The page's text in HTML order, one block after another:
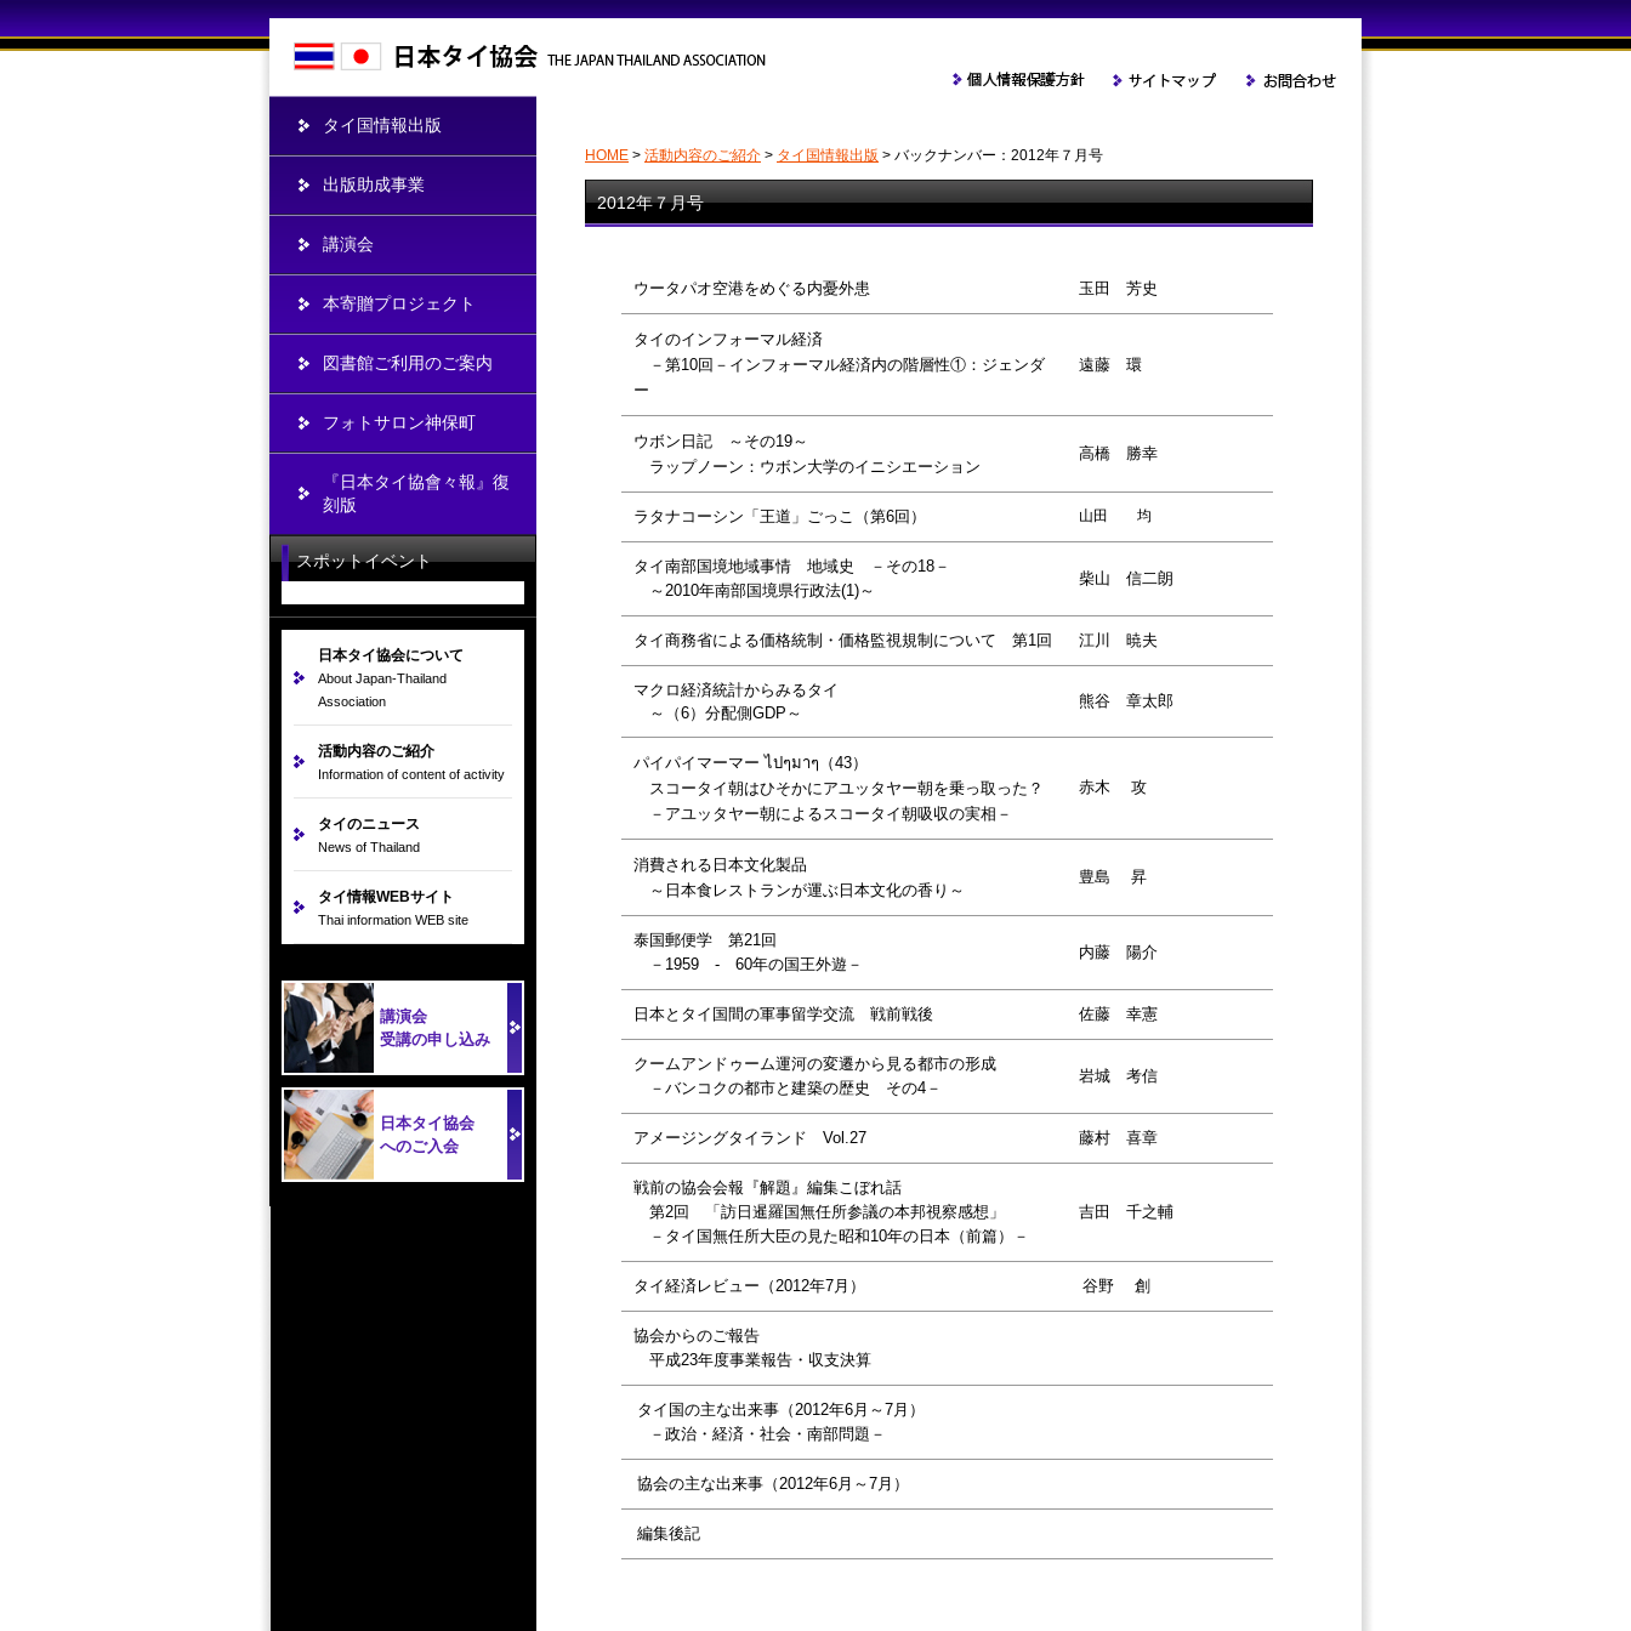
タイ国情報出版
出版助成事業
講演会
本寄贈プロジェクト
図書館ご利用のご案内
フォトサロン神保町
『日本タイ協會々報』復
刻版
スポットイベント
日本タイ協会について
About Japan-Thailand
Association
活動内容のご紹介
Information of content of activity
タイのニュース
News of Thailand
タイ情報WEBサイト
Thai information WEB site
講演会
受講の申し込み
日本タイ協会
へのご入会
HOME > 活動内容のご紹介 > タイ国情報出版 > バックナンバー：2012年７月号
2012年７月号
ウータパオ空港をめぐる内憂外患 玉田 芳史
タイのインフォーマル経済
－第10回－インフォーマル経済内の階層性①：ジェンダ
ー
遠藤 環
ウボン日記 ～その19～
ラップノーン：ウボン大学のイニシエーション
高橋 勝幸
ラタナコーシン「王道」ごっこ（第6回） 山田 均
タイ南部国境地域事情 地域史 －その18－
～2010年南部国境県行政法(1)～
柴山 信二朗
タイ商務省による価格統制・価格監視規制について 第1回 江川 暁夫
マクロ経済統計からみるタイ
～（6）分配側GDP～
熊谷 章太郎
パイパイマーマー ไปๆมาๆ（43）
スコータイ朝はひそかにアユッタヤー朝を乗っ取った？
－アユッタヤー朝によるスコータイ朝吸収の実相－
赤木 攻
消費される日本文化製品
～日本食レストランが運ぶ日本文化の香り～
豊島 昇
泰国郵便学 第21回
－1959 - 60年の国王外遊－
内藤 陽介
日本とタイ国間の軍事留学交流 戦前戦後 佐藤 幸憲
クームアンドゥーム運河の変遷から見る都市の形成
－バンコクの都市と建築の歴史 その4－
岩城 考信
アメージングタイランド Vol.27 藤村 喜章
戦前の協会会報『解題』編集こぼれ話
第2回 「訪日暹羅国無任所参議の本邦視察感想」
－タイ国無任所大臣の見た昭和10年の日本（前篇）－
吉田 千之輔
タイ経済レビュー（2012年7月） 谷野 創
協会からのご報告
平成23年度事業報告・収支決算
タイ国の主な出来事（2012年6月～7月）
－政治・経済・社会・南部問題－
協会の主な出来事（2012年6月～7月）
編集後記